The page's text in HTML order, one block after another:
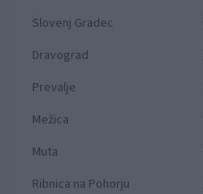
Slovenj Gradec
Dravograd
Prevalje
Mežica
Muta
Ribnica na Pohorju